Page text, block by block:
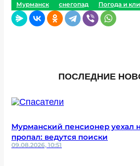
Мурманск снегопад Погода и
ПОСЛЕДНИЕ
Мурманский пенсионер уехал
пропал: ведутся поиски
09.08.2026, 10:51